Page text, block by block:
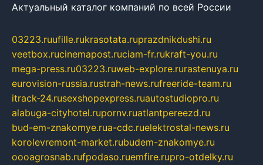
Актуальный каталог компаний по всей России
03223.ruufille.rukrasotata.ruprazdnikdushi.ru
veetbox.rucinemapost.ruciam-fr.rukraft-you.ru
mega-press.ru03223.ruweb-explore.rurastenuya.ru
eurovision-russia.rustrah-news.rufreeride-team.ru
itrack-24.rusexshopexpress.ruautostudiopro.ru
alabuga-cityhotel.rupornv.ruatlantpereezd.ru
bud-em-znakomye.rua-cdc.ruelektrostal-news.ru
korolevremont-market.rubudem-znakomye.ru
oooagrosnab.rufpodaso.ruemfire.rupro-otdelky.ru